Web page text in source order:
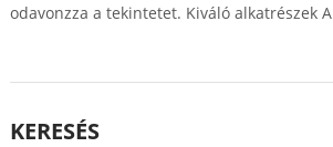
odavonzza a tekintetet. Kiváló alkatrészek A
KERESÉS